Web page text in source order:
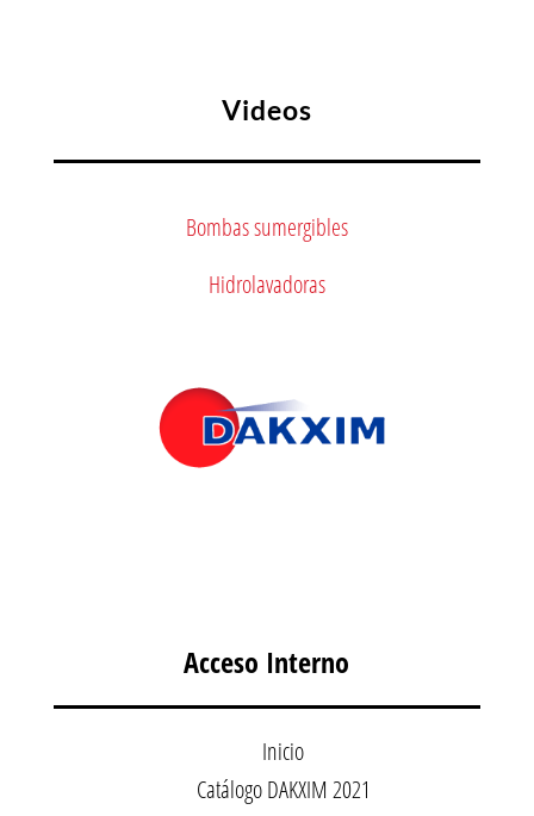
Videos
Bombas sumergibles
Hidrolavadoras
Acceso Interno
Inicio
Catálogo DAKXIM 2021